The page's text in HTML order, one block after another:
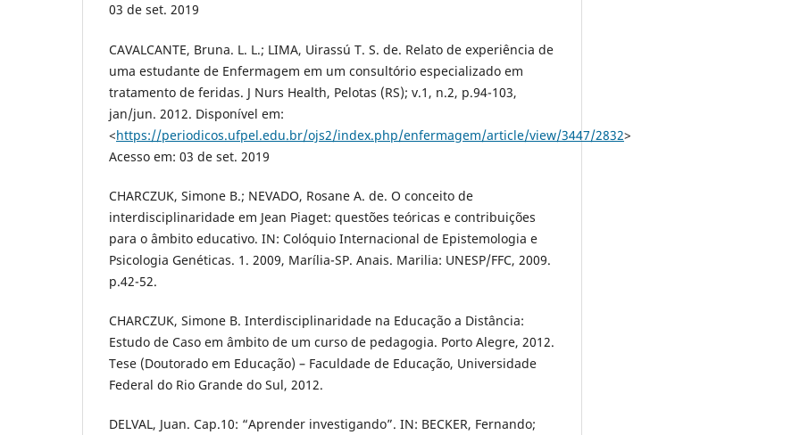
03 de set. 2019
CAVALCANTE, Bruna. L. L.; LIMA, Uirassú T. S. de. Relato de experiência de
uma estudante de Enfermagem em um consultório especializado em
tratamento de feridas. J Nurs Health, Pelotas (RS); v.1, n.2, p.94-103,
jan/jun. 2012. Disponível em:
<https://periodicos.ufpel.edu.br/ojs2/index.php/enfermagem/article/view/3447/2832>
Acesso em: 03 de set. 2019
CHARCZUK, Simone B.; NEVADO, Rosane A. de. O conceito de
interdisciplinaridade em Jean Piaget: questões teóricas e contribuições
para o âmbito educativo. IN: Colóquio Internacional de Epistemologia e
Psicologia Genéticas. 1. 2009, Marília-SP. Anais. Marilia: UNESP/FFC, 2009.
p.42-52.
CHARCZUK, Simone B. Interdisciplinaridade na Educação a Distância:
Estudo de Caso em âmbito de um curso de pedagogia. Porto Alegre, 2012.
Tese (Doutorado em Educação) – Faculdade de Educação, Universidade
Federal do Rio Grande do Sul, 2012.
DELVAL, Juan. Cap.10: “Aprender investigando”. IN: BECKER, Fernando;